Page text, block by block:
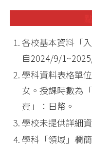
各校基本資料「
自2024/9/
學科資料表格單
女。授課時數為
費」：日幣。
學校未提供詳細
學科「領域」欄